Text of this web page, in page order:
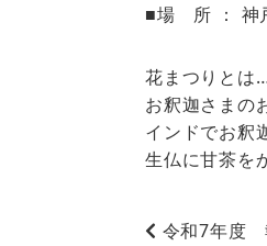
■場 所 ： 神
花まつりとは
お釈迦さまの
インドでお釈
生仏に甘茶を
令和7年度